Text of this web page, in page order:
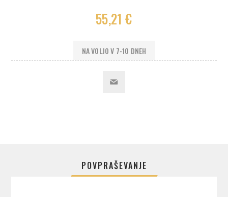
55,21 €
NA VOLJO V 7-10 DNEH
POVPRAŠEVANJE